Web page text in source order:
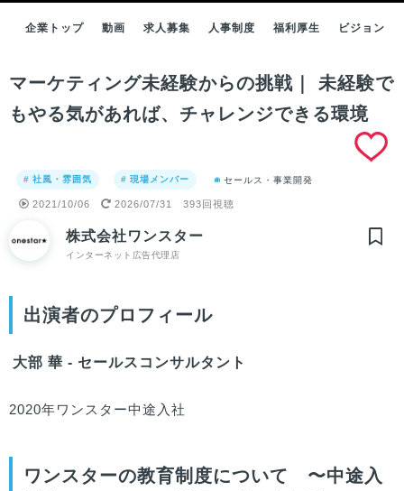
企業トップ 動画 求人募集 人事制度 福利厚生 ビジョン
マーケティング未経験からの挑戦｜ 未経験で
もやる気があれば、チャレンジできる環境
# 社風・雰囲気 # 現場メンバー セールス・事業開発
2021/10/06 2026/07/31 393回視聴
株式会社ワンスター
インターネット広告代理店
出演者のプロフィール
大部 華 - セールスコンサルタント
2020年ワンスター中途入社
ワンスターの教育制度について 〜中途入